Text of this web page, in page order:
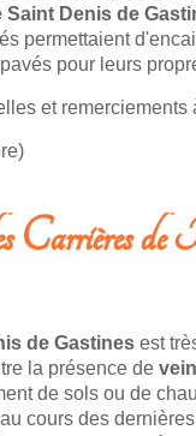
Saint Denis de
permettaient
pour leurs
et remerciements
Carrières de
de Gastines est
la présence de
de sols ou de
cours des